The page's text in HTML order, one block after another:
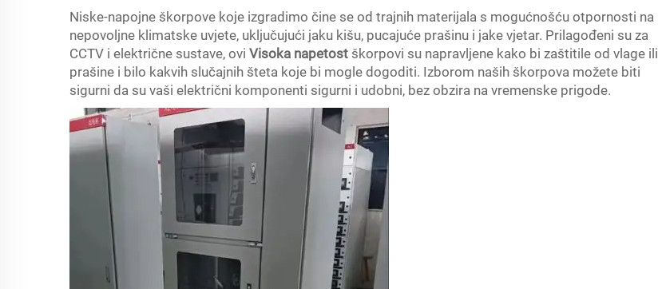
Niske-napojne škorpove koje izgradimo čine se od trajnih materijala s mogućnošću otpornosti na
nepovoljne klimatske uvjete, uključujući jaku kišu, pucajuće prašinu i jake vjetar. Prilagođeni su za
CCTV i električne sustave, ovi Visoka napetost škorpovi su napravljene kako bi zaštitile od vlage ili
prašine i bilo kakvih slučajnih šteta koje bi mogle dogoditi. Izborom naših škorpova možete biti
sigurni da su vaši električni komponenti sigurni i udobni, bez obzira na vremenske prigode.